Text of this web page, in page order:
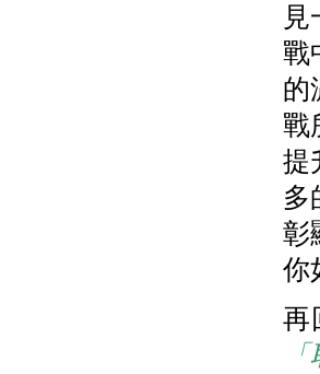
戰
的
戰
提
多
彰
你
再